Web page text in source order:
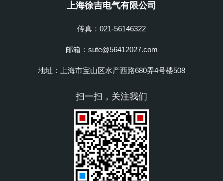
上海徐吉电气有限公司
传真：021-56146322
邮箱：sute@56412027.com
地址：上海市宝山区水产西路680弄4号楼508
扫一扫，关注我们